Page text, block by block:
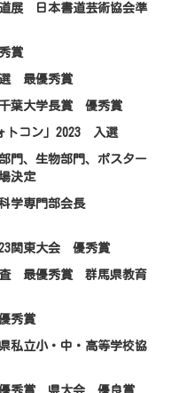
展 日本書道芸術協会準
賞
最優秀賞
葉大学長賞 優秀賞
ン」2023 入選
物部門、ポスター
決定
会長
東大会 優秀賞
優秀賞 群馬県教育
秀賞
立小・中・高等学校協
秀賞 県大会 優良賞